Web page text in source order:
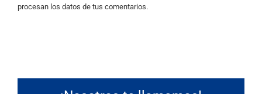
procesan los datos de tus comentarios.